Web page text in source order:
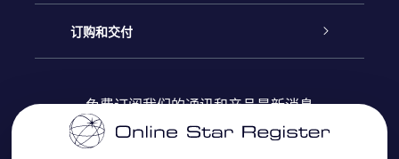
博客
评论
OSR 礼物包
OSR 礼物卡
Online Star Register
个性化的Star Page
订购和交付
付款信息
免费订阅我们的通讯和产品最新消息